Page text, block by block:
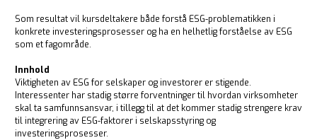
Som resultat vil kursdeltakere både forstå ESG-problematikken i
konkrete investeringsprosesser og ha en helhetlig forståelse av ESG
som et fagområde.
Innhold
Viktigheten av ESG for selskaper og investorer er stigende.
Interessenter har stadig større forventninger til hvordan virksomheter
skal ta samfunnsansvar, i tillegg til at det kommer stadig strengere krav
til integrering av ESG-faktorer i selskapsstyring og
investeringsprosesser.